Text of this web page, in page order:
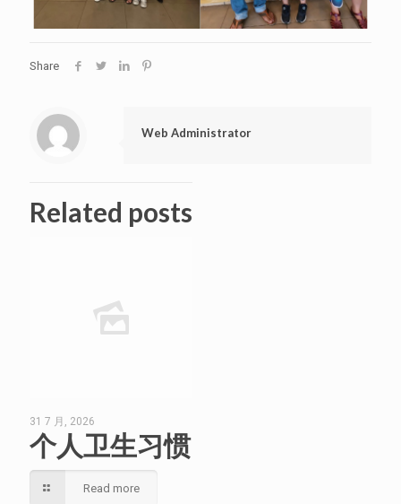
Share
Web Administrator
Related posts
31 7 月, 2026
个人卫生习惯
Read more